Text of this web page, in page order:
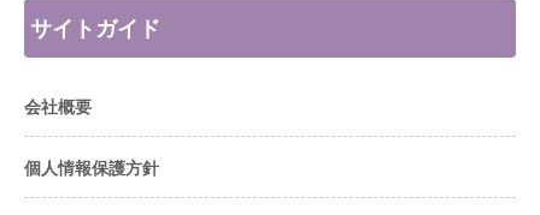
サイトガイド
会社概要
個人情報保護方針